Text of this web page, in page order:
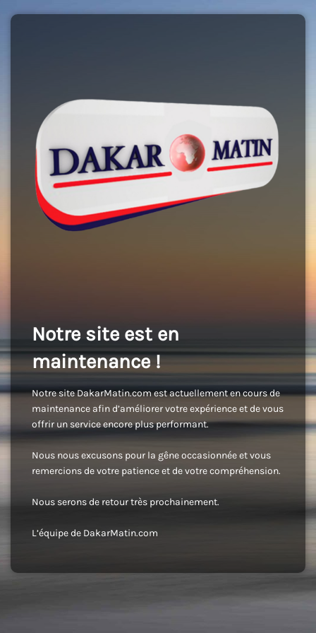
Notre site est en
maintenance !
Notre site DakarMatin.com est actuellement en cours de
maintenance afin d’améliorer votre expérience et de vous
offrir un service encore plus performant.
Nous nous excusons pour la gêne occasionnée et vous
remercions de votre patience et de votre compréhension.
Nous serons de retour très prochainement.
L’équipe de DakarMatin.com